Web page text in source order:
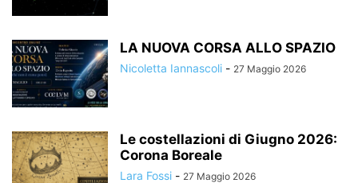
LA NUOVA CORSA ALLO SPAZIO
Nicoletta Iannascoli - 27 Maggio 2026
Le costellazioni di Giugno 2026:
Corona Boreale
Lara Fossi - 27 Maggio 2026